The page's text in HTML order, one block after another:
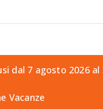
dal 7 agosto 2026 al
Vacanze